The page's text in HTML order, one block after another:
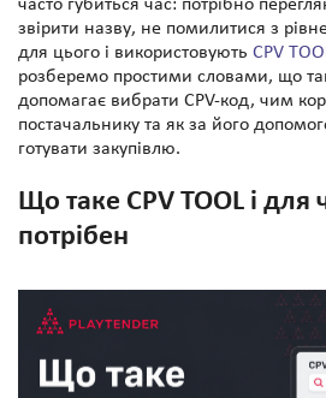
часто губиться час: потрібно
звірити назву, не помилитися з
для цього і використовують CPV
розберемо простими словами, що
допомагає вибрати CPV-код, чим
постачальнику та як за його
готувати закупівлю.
Що таке CPV TOOL і для
потрібен